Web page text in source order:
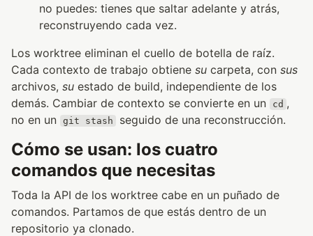
no puedes: tienes que saltar adelante y atrás,
reconstruyendo cada vez.
Los worktree eliminan el cuello de botella de raíz.
Cada contexto de trabajo obtiene su carpeta, con sus
archivos, su estado de build, independiente de los
demás. Cambiar de contexto se convierte en un
cd ,
no en un git stash seguido de una reconstrucción.
Cómo se usan: los cuatro
comandos que necesitas
Toda la API de los worktree cabe en un puñado de
comandos. Partamos de que estás dentro de un
repositorio ya clonado.